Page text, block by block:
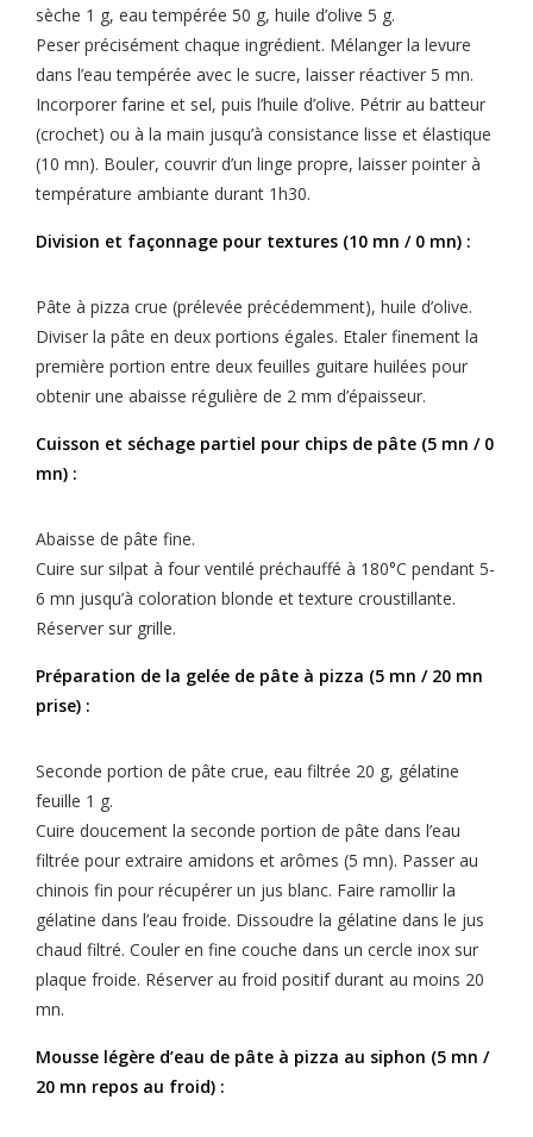
sèche 1 g, eau tempérée 50 g, huile d’olive 5 g.
Peser précisément chaque ingrédient. Mélanger la levure
dans l’eau tempérée avec le sucre, laisser réactiver 5 mn.
Incorporer farine et sel, puis l’huile d’olive. Pétrir au batteur
(crochet) ou à la main jusqu’à consistance lisse et élastique
(10 mn). Bouler, couvrir d’un linge propre, laisser pointer à
température ambiante durant 1h30.
Division et façonnage pour textures (10 mn / 0 mn) :
Pâte à pizza crue (prélevée précédemment), huile d’olive.
Diviser la pâte en deux portions égales. Etaler finement la
première portion entre deux feuilles guitare huilées pour
obtenir une abaisse régulière de 2 mm d’épaisseur.
Cuisson et séchage partiel pour chips de pâte (5 mn / 0
mn) :
Abaisse de pâte fine.
Cuire sur silpat à four ventilé préchauffé à 180°C pendant 5-
6 mn jusqu’à coloration blonde et texture croustillante.
Réserver sur grille.
Préparation de la gelée de pâte à pizza (5 mn / 20 mn
prise) :
Seconde portion de pâte crue, eau filtrée 20 g, gélatine
feuille 1 g.
Cuire doucement la seconde portion de pâte dans l’eau
filtrée pour extraire amidons et arômes (5 mn). Passer au
chinois fin pour récupérer un jus blanc. Faire ramollir la
gélatine dans l’eau froide. Dissoudre la gélatine dans le jus
chaud filtré. Couler en fine couche dans un cercle inox sur
plaque froide. Réserver au froid positif durant au moins 20
mn.
Mousse légère d’eau de pâte à pizza au siphon (5 mn /
20 mn repos au froid) :